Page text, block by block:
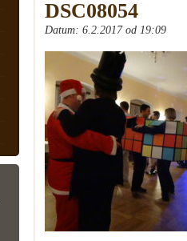
DSC08054
Datum: 6.2.2017 od 19:09